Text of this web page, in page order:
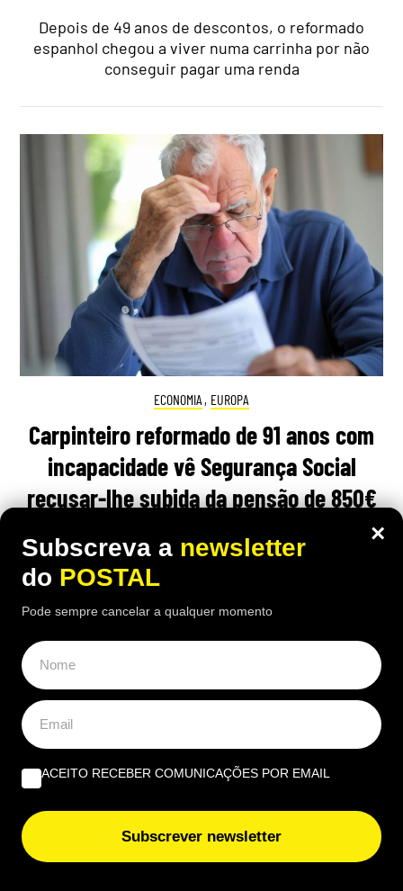
Depois de 49 anos de descontos, o reformado
espanhol chegou a viver numa carrinha por não
conseguir pagar uma renda
ECONOMIA , EUROPA
Carpinteiro reformado de 91 anos com
incapacidade vê Segurança Social
recusar-lhe subida da pensão de 850€
para 1.547€: caso foi ‘parar’ a tribunal
Justiça espanhola recusou aumentar a pensão de
um carpinteiro de 91 anos, apesar das várias
cirurgias e limitações físicas
×
Subscreva a newsletter
do POSTAL
Pode sempre cancelar a qualquer momento
ACEITO RECEBER COMUNICAÇÕES POR EMAIL
Subscrever newsletter